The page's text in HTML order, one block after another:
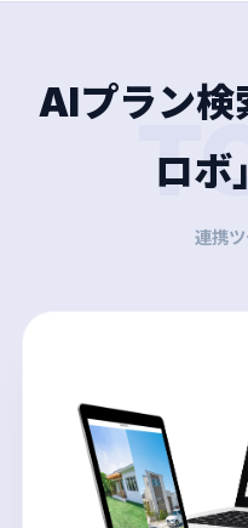
AIプラン検
ロボ
連携